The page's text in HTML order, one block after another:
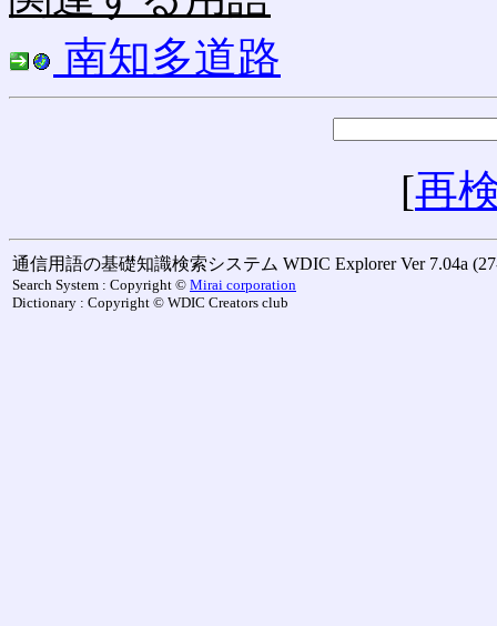
南知多道路
[再
通信用語の基礎知識検索システム WDIC Explorer Ver 7.04a
Search System : Copyright © Mirai corporation
Dictionary : Copyright © WDIC Creators club